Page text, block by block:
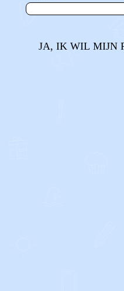
JA, IK WIL MIJN